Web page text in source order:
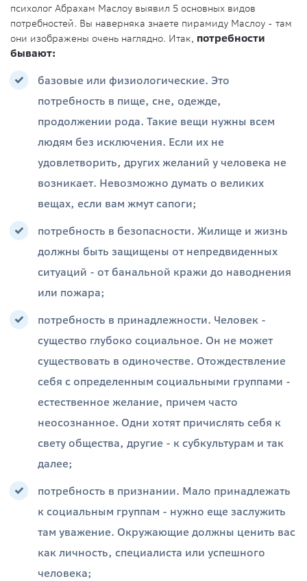
психолог Абрахам Маслоу выявил 5 основных видов
потребностей. Вы наверняка знаете пирамиду Маслоу - там
они изображены очень наглядно. Итак, потребности
бывают:
базовые или физиологические. Это
потребность в пище, сне, одежде,
продолжении рода. Такие вещи нужны всем
людям без исключения. Если их не
удовлетворить, других желаний у человека не
возникает. Невозможно думать о великих
вещах, если вам жмут сапоги;
потребность в безопасности. Жилище и жизнь
должны быть защищены от непредвиденных
ситуаций - от банальной кражи до наводнения
или пожара;
потребность в принадлежности. Человек -
существо глубоко социальное. Он не может
существовать в одиночестве. Отождествление
себя с определенным социальными группами -
естественное желание, причем часто
неосознанное. Одни хотят причислять себя к
свету общества, другие - к субкультурам и так
далее;
потребность в признании. Мало принадлежать
к социальным группам - нужно еще заслужить
там уважение. Окружающие должны ценить вас
как личность, специалиста или успешного
человека;